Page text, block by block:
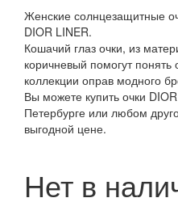
Женские солнцезащитные
DIOR LINER.
Кошачий глаз очки, из
коричневый помогут
коллекции оправ модного
Вы можете купить очки
Петербурге или любом
выгодной цене.
Нет в